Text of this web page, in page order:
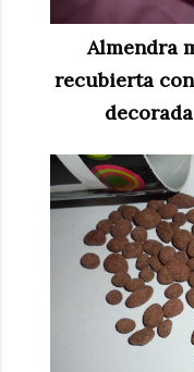
Almendra
recubierta